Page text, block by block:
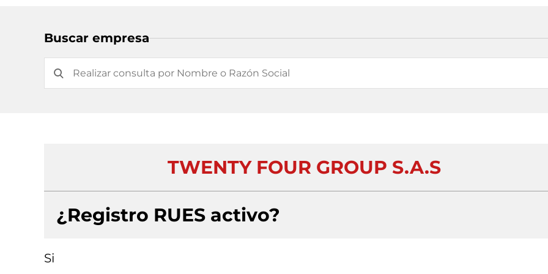
Buscar empresa
TWENTY FOUR GROUP S.A.S
¿Registro RUES activo?
Si